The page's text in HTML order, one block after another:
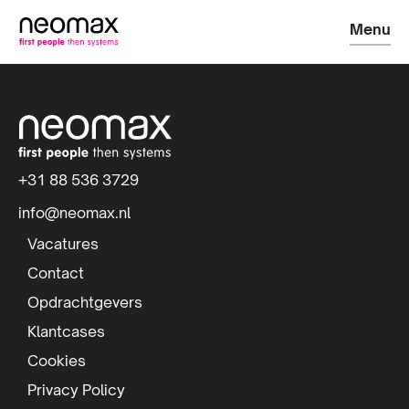
Menu
S
t
e
o
o
t
+31 88 536 3729
info@neomax.nl
Vacatures
Contact
Opdrachtgevers
Klantcases
Cookies
Privacy Policy